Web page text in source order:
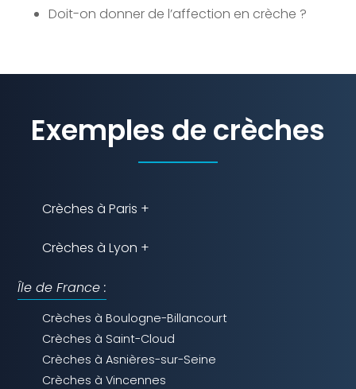
Doit-on donner de l’affection en crèche ?
Exemples de crèches
Crèches à Paris +
Crèches à Lyon +
Île de France :
Crèches à Boulogne-Billancourt
Crèches à Saint-Cloud
Crèches à Asnières-sur-Seine
Crèches à Vincennes